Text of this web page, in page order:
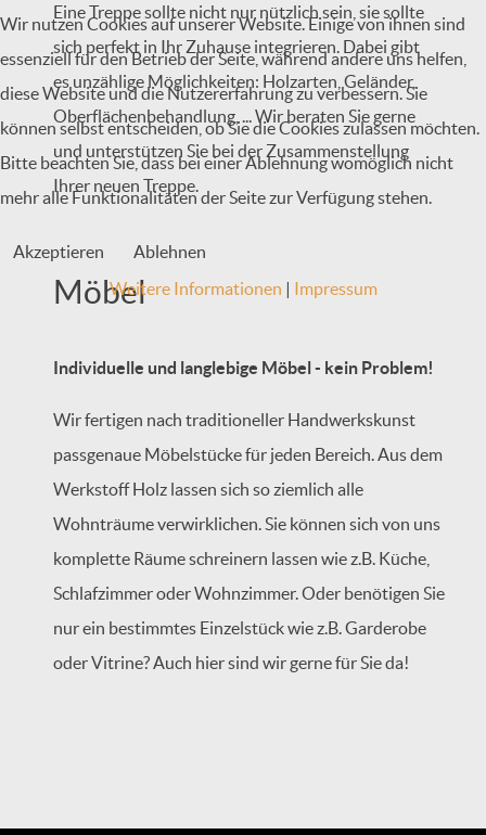
Eine Treppe sollte nicht nur nützlich sein, sie sollte
sich perfekt in Ihr Zuhause integrieren. Dabei gibt
es unzählige Möglichkeiten: Holzarten, Geländer,
Oberflächenbehandlung, ... Wir beraten Sie gerne
und unterstützen Sie bei der Zusammenstellung
Ihrer neuen Treppe.
Möbel
Individuelle und langlebige Möbel - kein Problem!
Wir fertigen nach traditioneller Handwerkskunst
passgenaue Möbelstücke für jeden Bereich. Aus dem
Werkstoff Holz lassen sich so ziemlich alle
Wohnträume verwirklichen. Sie können sich von uns
komplette Räume schreinern lassen wie z.B. Küche,
Schlafzimmer oder Wohnzimmer. Oder benötigen Sie
nur ein bestimmtes Einzelstück wie z.B. Garderobe
oder Vitrine? Auch hier sind wir gerne für Sie da!
Wir nutzen Cookies auf unserer Website. Einige von ihnen sind
essenziell für den Betrieb der Seite, während andere uns helfen,
diese Website und die Nutzererfahrung zu verbessern. Sie
können selbst entscheiden, ob Sie die Cookies zulassen möchten.
Bitte beachten Sie, dass bei einer Ablehnung womöglich nicht
mehr alle Funktionalitäten der Seite zur Verfügung stehen.
Akzeptieren
Ablehnen
Weitere Informationen | Impressum